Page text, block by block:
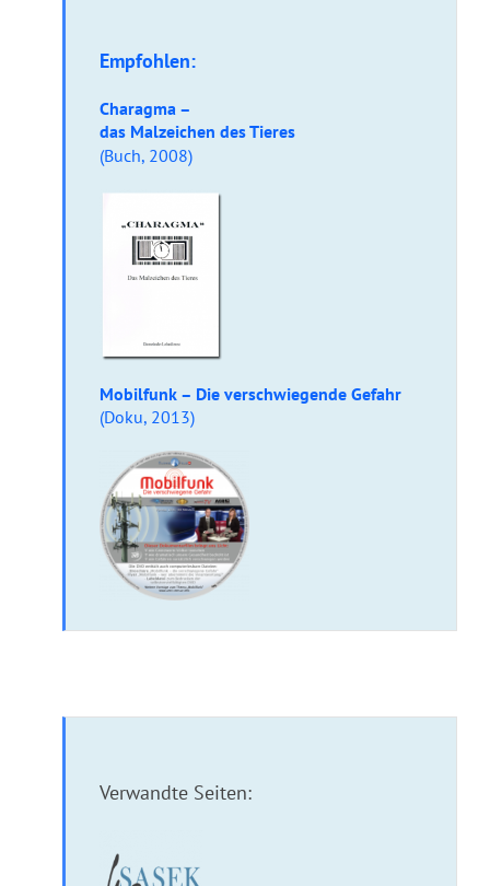
Empfohlen:
Charagma –
das Malzeichen des Tieres
(Buch, 2008)
Mobilfunk – Die verschwiegende Gefahr
(Doku, 2013)
Verwandte Seiten: